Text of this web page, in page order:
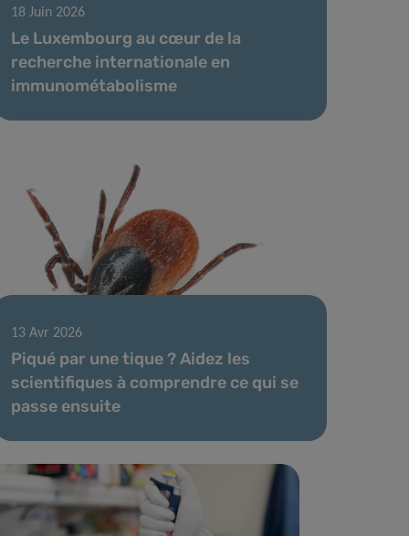
18 Juin 2026
Le Luxembourg au cœur de la
recherche internationale en
immunométabolisme
13 Avr 2026
Piqué par une tique ? Aidez les
scientifiques à comprendre ce qui se
passe ensuite